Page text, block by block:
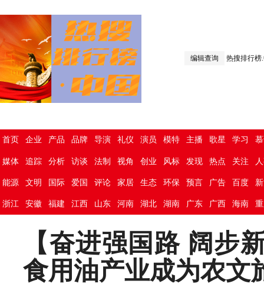
编辑查询 热搜排行榜
首页 企业 产品 品牌 导演 礼仪 演员 模特 主播 歌星 学习
媒体 追踪 分析 访谈 法制 视角 创业 风标 发现 热点 关注
能源 文明 国际 爱国 评论 家居 生态 环保 预言 广告 百度
浙江 安徽 福建 江西 山东 河南 湖北 湖南 广东 广西 海南
【奋进强国路 阔步
食用油产业成为农文